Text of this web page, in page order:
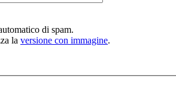
di spam.
la versione con immagine.